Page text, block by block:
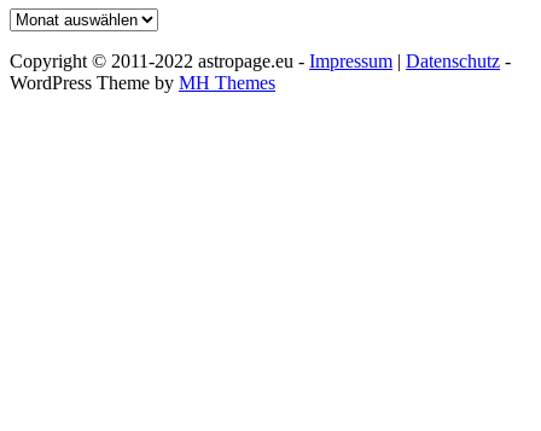
Archiv
Copyright © 2011-2022 astropage.eu - Impressum | Datenschutz -
WordPress Theme by MH Themes